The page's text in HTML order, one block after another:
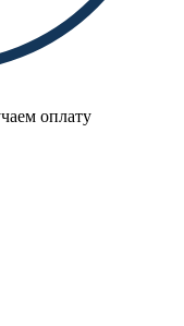
оплату